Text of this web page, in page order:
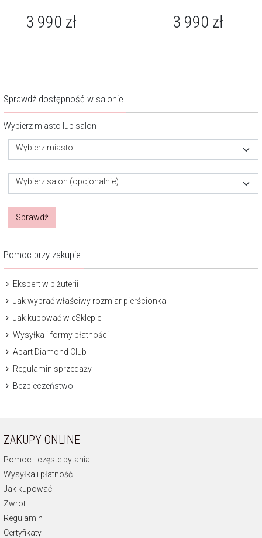
3 990 zł 3 990 zł
Sprawdź dostępność w salonie
Wybierz miasto lub salon
Wybierz miasto
Wybierz salon (opcjonalnie)
Sprawdź
Pomoc przy zakupie
Ekspert w biżuterii
Jak wybrać właściwy rozmiar pierścionka
Jak kupować w eSklepie
Wysyłka i formy płatności
Apart Diamond Club
Regulamin sprzedaży
Bezpieczeństwo
ZAKUPY ONLINE
Pomoc - częste pytania
Wysyłka i płatność
Jak kupować
Zwrot
Regulamin
Certyfikaty